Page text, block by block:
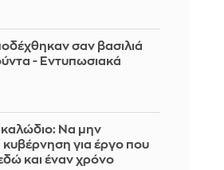
σαν βασιλιά
- Εντυπωσιακά
καλώδιο: Να μην
κυβέρνηση για έργο που
και έναν χρόνο